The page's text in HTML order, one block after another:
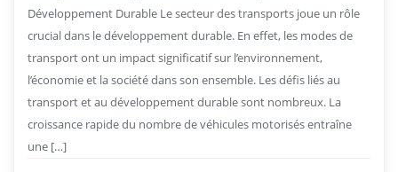
Développement Durable Le secteur des transports joue un rôle
crucial dans le développement durable. En effet, les modes de
transport ont un impact significatif sur l’environnement,
l’économie et la société dans son ensemble. Les défis liés au
transport et au développement durable sont nombreux. La
croissance rapide du nombre de véhicules motorisés entraîne
une […]